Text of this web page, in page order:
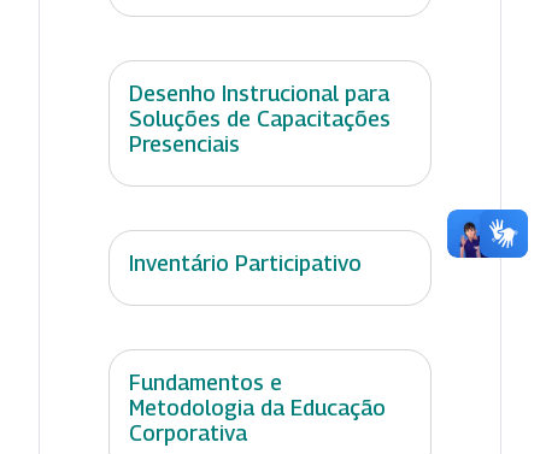
Desenho Instrucional para
Soluções de Capacitações
Presenciais
Inventário Participativo
Fundamentos e
Metodologia da Educação
Corporativa